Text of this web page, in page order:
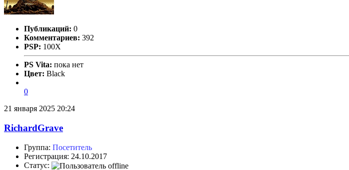
Публикаций: 0
Комментариев: 392
PSP: 100X
PS Vita: пока нет
Цвет: Black
0
21 января 2025 20:24
RichardGrave
Группа: Посетитель
Регистрация: 24.10.2017
Статус: